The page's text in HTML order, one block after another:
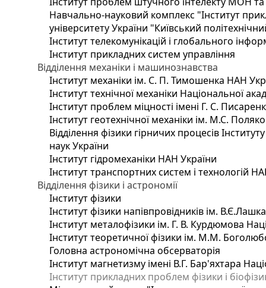
Навчально-науковий комплекс "Інститут
університету України "Київський
Інститут телекомунікацій і глобального
Інститут прикладних систем управління
Відділення механіки і машинознавства
Інститут механіки ім. С. П. Тимошенка НАН
Інститут технічної механіки Національної
Інститут проблем міцності імені Г. С.
Інститут геотехнічної механіки ім. М.С.
Відділення фізики гірничих процесів
наук України
Інститут гідромеханіки НАН України
Інститут транспортних систем і технологій
Відділення фізики і астрономії
Інститут фізики
Інститут фізики напівпровідників ім.
Інститут металофізики ім. Г. В. Курдюмова
Інститут теоретичної фізики ім. М.М.
Головна астрономічна обсерваторія
Інститут магнетизму імені В.Г. Бар'яхтара
Інститут прикладних проблем фізики і